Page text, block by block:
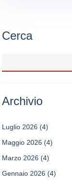
Cerca
Archivio
Luglio 2026 (4)
Maggio 2026 (4)
Marzo 2026 (4)
Gennaio 2026 (4)